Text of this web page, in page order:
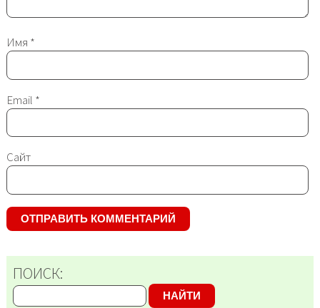
Имя *
Email *
Сайт
ПОИСК:
НАЙТИ